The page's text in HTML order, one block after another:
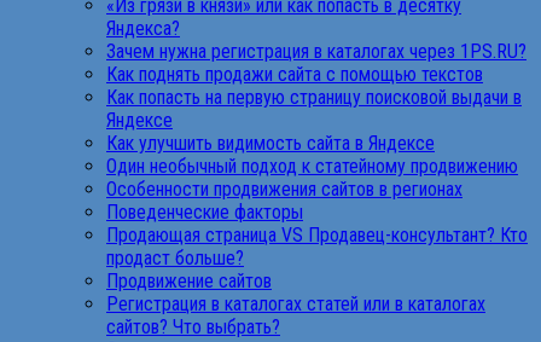
«Из грязи в князи» или как попасть в десятку
Яндекса?
Зачем нужна регистрация в каталогах через 1PS.RU?
Как поднять продажи сайта с помощью текстов
Как попасть на первую страницу поисковой выдачи в
Яндексе
Как улучшить видимость сайта в Яндексе
Один необычный подход к статейному продвижению
Особенности продвижения сайтов в регионах
Поведенческие факторы
Продающая страница VS Продавец-консультант? Кто
продаст больше?
Продвижение сайтов
Регистрация в каталогах статей или в каталогах
сайтов? Что выбрать?